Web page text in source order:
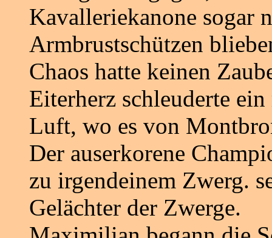
Kavalleriekanone sogar
Armbrustschützen
Chaos hatte keinen
Eiterherz schleuderte
Luft, wo es von
Der auserkorene
zu irgendeinem Zwerg.
Gelächter der Zwerge.